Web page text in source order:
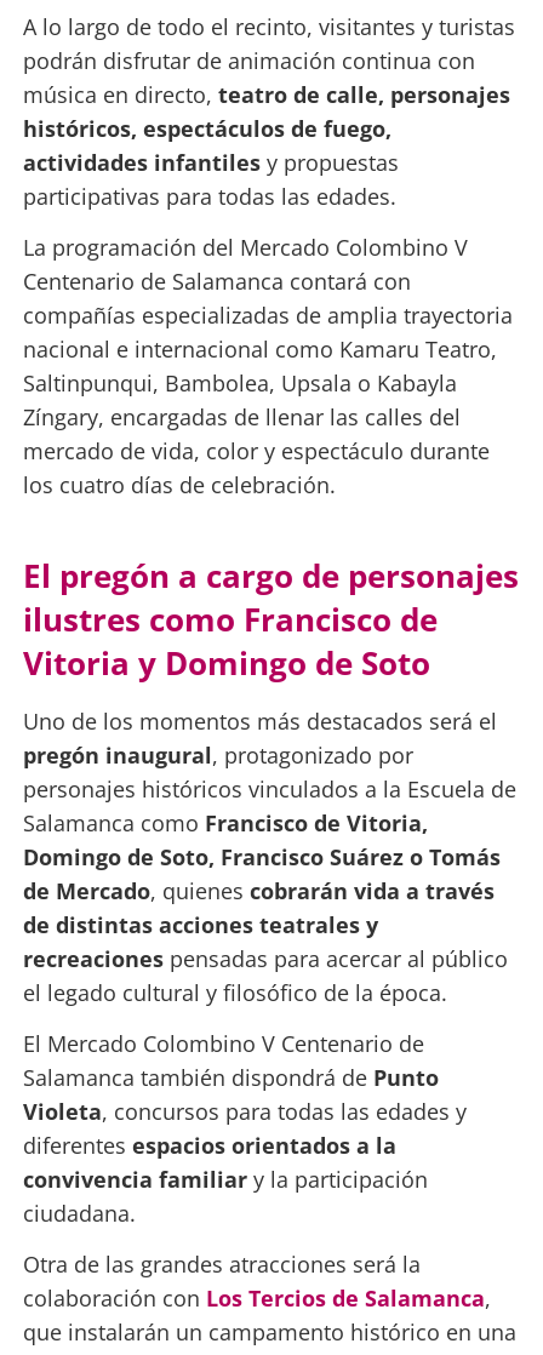
A lo largo de todo el recinto, visitantes y turistas
podrán disfrutar de animación continua con
música en directo, teatro de calle, personajes
históricos, espectáculos de fuego,
actividades infantiles y propuestas
participativas para todas las edades.
La programación del Mercado Colombino V
Centenario de Salamanca contará con
compañías especializadas de amplia trayectoria
nacional e internacional como Kamaru Teatro,
Saltinpunqui, Bambolea, Upsala o Kabayla
Zíngary, encargadas de llenar las calles del
mercado de vida, color y espectáculo durante
los cuatro días de celebración.
El pregón a cargo de personajes
ilustres como Francisco de
Vitoria y Domingo de Soto
Uno de los momentos más destacados será el
pregón inaugural, protagonizado por
personajes históricos vinculados a la Escuela de
Salamanca como Francisco de Vitoria,
Domingo de Soto, Francisco Suárez o Tomás
de Mercado, quienes cobrarán vida a través
de distintas acciones teatrales y
recreaciones pensadas para acercar al público
el legado cultural y filosófico de la época.
El Mercado Colombino V Centenario de
Salamanca también dispondrá de Punto
Violeta, concursos para todas las edades y
diferentes espacios orientados a la
convivencia familiar y la participación
ciudadana.
Otra de las grandes atracciones será la
colaboración con Los Tercios de Salamanca,
que instalarán un campamento histórico en una